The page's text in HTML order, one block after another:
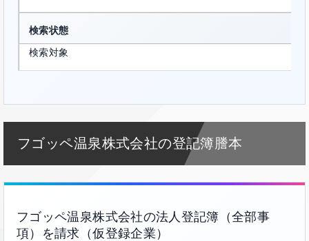
検索状態
検索対象
フゴッペ温泉株式会社の登記簿謄本
フゴッペ温泉株式会社の法人登記簿（全部事
項）を請求（仮登録企業）